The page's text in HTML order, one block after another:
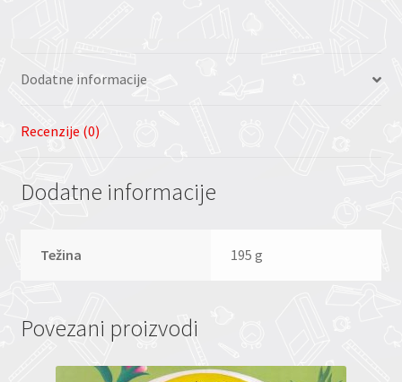
Dodatne informacije
Recenzije (0)
Dodatne informacije
Težina 195 g
Povezani proizvodi